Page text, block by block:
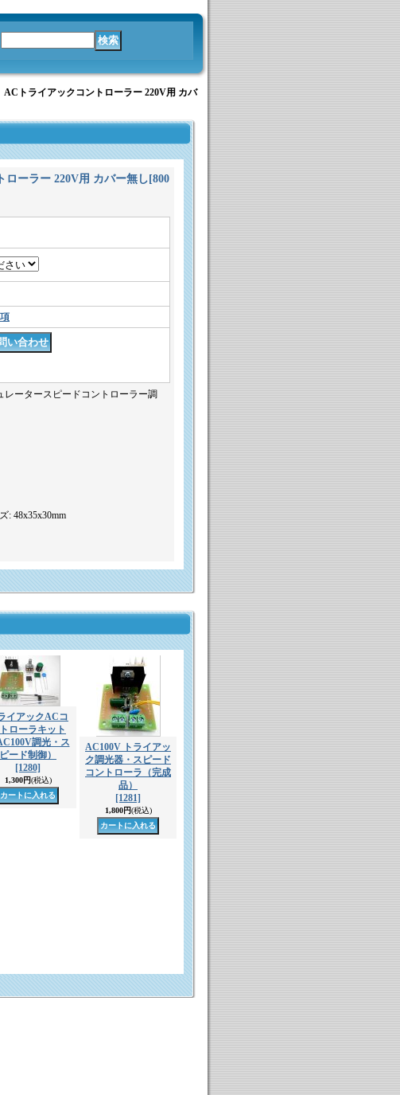
ACトライアックコントローラー 220V用 カバ
ローラー 220V用 カバー無し[800
レータースピードコントローラー調
: 48x35x30mm
イアックACコ
ローラキット
調光・ス
ピード制御）
[1280]
1,300円(税込)
AC100V トライアッ
ク調光器・スピード
コントローラ（完成
品）
[1281]
1,800円(税込)